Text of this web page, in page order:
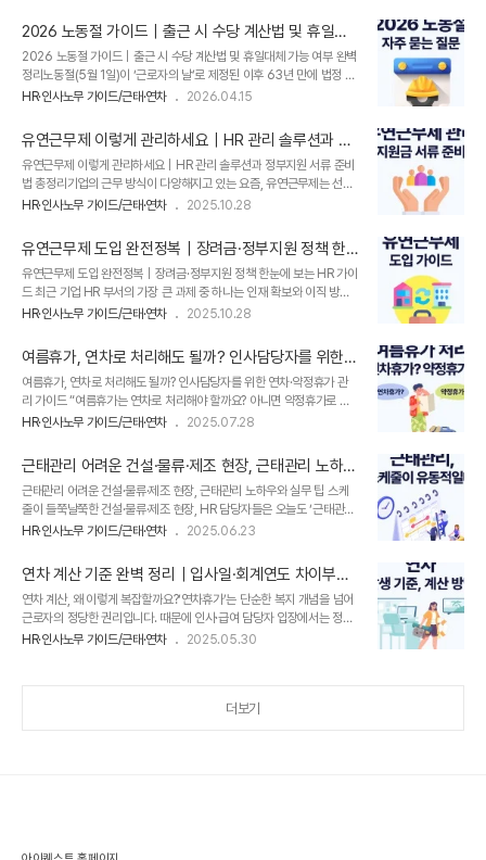
은 19..
정산 과정에서 혼선이 생길 수 있기 때문입니다.​특히 연말이나 회계연도
마감 시점이 가까워지면 “남은 연차를 어떻게 안내해야 하는지”, “연차사
용촉진제를 하면 미사용 연차수당을 지급하지 않아도 되는지”를 궁금해
하는 사업장이 많습니다.​이번 글에서는 연차사용촉진제도의 의미, 1차·2
차 통보 절차, 관련한 자주 묻는 질문, 그리고 HR365를 활용하면 어떤
진제도는 사용..
2026 노동절 가이드｜출근 시 수당 계산법 및 휴일대
체 가능 여부 완벽 정리
2026 노동절 가이드｜출근 시 수당 계산법 및 휴일대체 가능 여부 완벽
정리노동절(5월 1일)이 ‘근로자의 날’로 제정된 이후 63년 만에 법정 공
휴일로 지정되었습니다.이에 따라 노동절도 근로기준법상 휴일처럼 ‘휴
일 지정으로 기업의 인사·노무 관리에서는 보다 명확하고 일관된 기준 설
정이 중요해졌습니다.​따라서 이번 글에서는 노동절이 일반 공휴일과 무
엇이 다른지, 노동절 근로 시 수당 계산 방법과 휴일대체 가능 여부를 정
리해 드리겠습니다. 1. 노동절, 일반 공휴일과 무엇이 다른가? 우리에게
익숙한 법정공휴일, 현충일·광복절 등은 '관공서의 공휴일에 관한 규
한 법..
HR·인사노무 가이드/근태·연차 2026.04.15
유연근무제 이렇게 관리하세요｜HR 관리 솔루션과 정
부지원 서류 준비법 총정리
유연근무제 이렇게 관리하세요｜HR 관리 솔루션과 정부지원 서류 준비
법 총정리기업의 근무 방식이 다양해지고 있는 요즘, 유연근무제는 선택
이 아닌 필수가 되고 있습니다. 👉 지난 글 [유연근무제 도입 가이드] 보
HR 가이드유연근무제 도입 완전정복｜장려금·정부지원 정책 한눈에 보
는 HR 가이드 최근 기업 HR 부서의 가장 큰 과제 중 하나는 인재 확보와
이직 방지입니다.특히 MZ세대를 비롯한 근로자들은 “일과 삶
blog.iquest.co.kr 지난번 포스팅에서 유연근무제의 개념과 종류, 장
려금, 주요 정부지원정책을 다뤘다면, 이번 글에서는 올인원 HR 솔루션,
루션 관리 ..
HR·인사노무 가이드/근태·연차 2025.10.28
유연근무제 도입 완전정복｜장려금·정부지원 정책 한
눈에 보는 HR 가이드
유연근무제 도입 완전정복｜장려금·정부지원 정책 한눈에 보는 HR 가이
드 최근 기업 HR 부서의 가장 큰 과제 중 하나는 인재 확보와 이직 방지
입니다.특히 MZ세대를 비롯한 근로자들은 “일과 삶의 균형(워라밸)”을
금과 다양한 지원사업을 통해 기업의 유연근무제 도입을 적극 장려하고
있습니다.​올인원 HR 솔루션, 모두가 만족하는 [디포커스 HR]이 HR 담
당자가 반드시 알아야 할 유연근무제의 개념, 유연근무 장려금 제도, 정
부지원사업을 정리했습니다.1. 유연근무제란?유연근무제는 근로자의 근
무시간·근무일을 변경하거나 근로자와 사용자가 근로시간이나 근로장소
높일 수 있는 제..
HR·인사노무 가이드/근태·연차 2025.10.28
여름휴가, 연차로 처리해도 될까? 인사담당자를 위한
연차·약정휴가 관리 가이드
여름휴가, 연차로 처리해도 될까? 인사담당자를 위한 연차·약정휴가 관
리 가이드 “여름휴가는 연차로 처리해야 할까요? 아니면 약정휴가로 처
리해야 할까요?” 이제 곧 여름 휴가 시즌이에요. 곧 사내에서 직원들이
게 처리해야 할 지 고민하게 됩니다.​직원들의 연차로 처리해야 할지, 아
니면 약정휴가로 따로 줘야 할지 헷갈릴 텐데요. 특히 중소기업이나 스타
트업에서는 취업규칙이 아직 구체적으로 정비되지 않았거나, 연차와 약
정휴가 개념이 혼용되는 경우가 많아 더 헷갈릴 수밖에 없어요.​특히 여름
휴가와 같이 특정 휴가에 대한 명확한 기준이 없다면, 직원들 사이에서
그래서 오늘은 [..
HR·인사노무 가이드/근태·연차 2025.07.28
근태관리 어려운 건설·물류·제조 현장, 근태관리 노하우
와 실무 팁
근태관리 어려운 건설·물류·제조 현장, 근태관리 노하우와 실무 팁 스케
줄이 들쭉날쭉한 건설·물류·제조 현장, HR 담당자들은 오늘도 ‘근태관
리’라는 고충과 싸우고 있습니다. 정규직과 계약직, 외근 직원, 일용직이
실시간으로 조정됩니다. 그런데 아직도 엑셀, 수기 기록, 지문 인식기로
근태를 관리하고 있다면? 이 글에서는 근로자의 스케줄이 유동적인 현장
에서 실시간 스케줄 관리, 위치 기반 출퇴근, 자동 수당 정산까지 가능한
‘현장형 근태관리’ 실무 노하우를 모두 정리했습니다. 1. 근로자 스케줄이
유동적인 현장들의 특징 스케줄이 유동적인 현장은 일반적으로 업무량이
HR·인사노무 가이드/근태·연차 2025.06.23
연차 계산 기준 완벽 정리｜입사일·회계연도 차이부터
수당 정산까지 한눈에!
연차 계산, 왜 이렇게 복잡할까요?‘연차휴가’는 단순한 복지 개념을 넘어
근로자의 정당한 권리입니다. 때문에 인사·급여 담당자 입장에서는 정확
한 연차 계산이 매우 중요합니다. 하지만 연차일수, 발생 기준, 연차수당
연차 발생 기준: 입사일 기준 vs 회계연도 기준구분입사일 기준회계연도
HR·인사노무 가이드/근태·연차 2025.05.30
더보기